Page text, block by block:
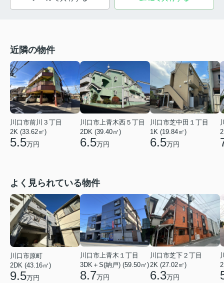
近隣の物件
川口市前川３丁目
2K (33.62㎡)
5.5万円
川口市上青木西５丁目
2DK (39.40㎡)
6.5万円
川口市芝中田１丁目
1K (19.84㎡)
6.5万円
よく見られている物件
川口市原町
2DK (43.16㎡)
9.5万円
川口市上青木１丁目
3DK＋S(納戸) (59.50㎡)
8.7万円
川口市芝下２丁目
2K (27.02㎡)
6.3万円